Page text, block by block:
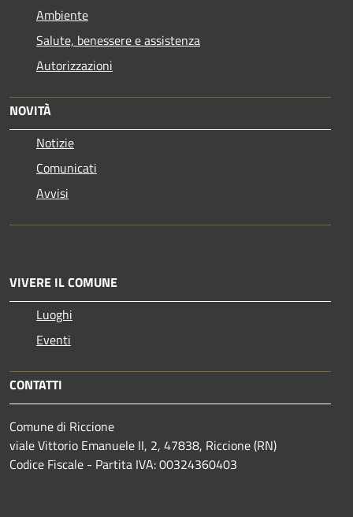
Ambiente
Salute, benessere e assistenza
Autorizzazioni
NOVITÀ
Notizie
Comunicati
Avvisi
VIVERE IL COMUNE
Luoghi
Eventi
CONTATTI
Comune di Riccione
viale Vittorio Emanuele II, 2, 47838, Riccione (RN)
Codice Fiscale - Partita IVA: 00324360403